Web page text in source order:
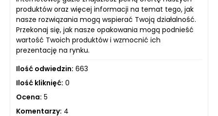
produktów oraz więcej informacji na temat tego, jak
nasze rozwiązania mogą wspierać Twoją działalność.
Przekonaj się, jak nasze opakowania mogą podnieść
wartość Twoich produktów i wzmocnić ich
prezentację na rynku.
Ilość odwiedzin: 663
Ilość kliknięć: 0
Ocena: 5
Komentarzy: 4